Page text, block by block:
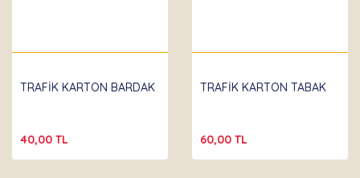
TRAFİK KARTON BARDAK
40,00 TL
TRAFİK KARTON TABAK
60,00 TL